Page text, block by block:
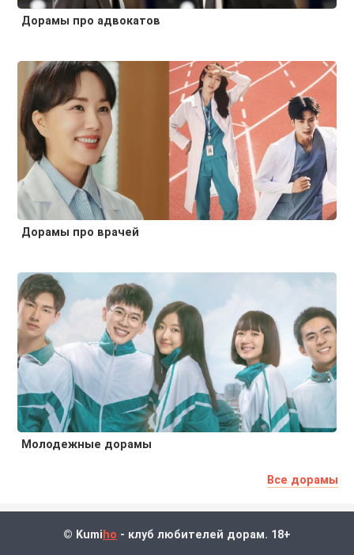
Дорамы про адвокатов
Дорамы про врачей
Молодежные дорамы
Все дорамы
© Kumi ho - клуб любителей дорам. 18+